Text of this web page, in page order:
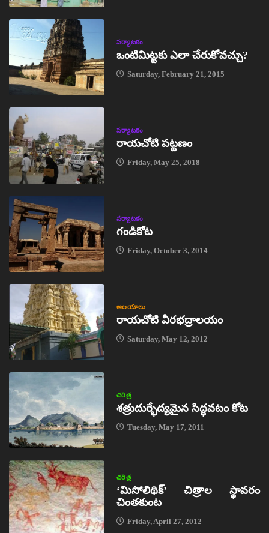
పర్యాటకం
ఒంటిమిట్టకు ఎలా చేరుకోవచ్చు?
Saturday, February 21, 2015
పర్యాటకం
రాయచోటి పట్టణం
Friday, May 25, 2018
పర్యాటకం
గండికోట
Friday, October 3, 2014
ఆలయాలు
రాయచోటి వీరభద్రాలయం
Saturday, May 12, 2012
చరిత్ర
శత్రుదుర్భేద్యమైన సిద్ధవటం కోట
Tuesday, May 17, 2011
చరిత్ర
‘మిసోలిథిక్‌’ చిత్రాల స్థావరం
చింతకుంట
Friday, April 27, 2012